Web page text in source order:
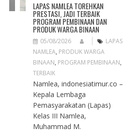
LAPAS NAMLEA TOREHKAN
PRESTASI, JADI TERBAIK
PROGRAM PEMBINAAN DAN
PRODUK WARGA BINAAN
05/08/2026
LAPAS
NAMLEA, PRODUK WARGA
BINAAN, PROGRAM PEMBINAAN,
TERBAIK
Namlea, indonesiatimur.co –
Kepala Lembaga
Pemasyarakatan (Lapas)
Kelas III Namlea,
Muhammad M.